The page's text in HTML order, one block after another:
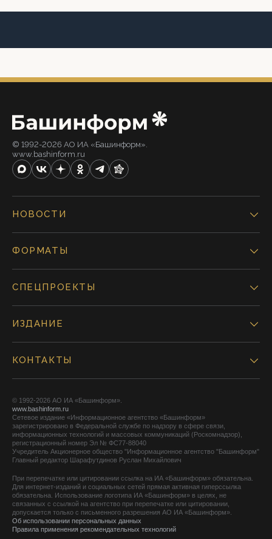
© 1992-2026 АО ИА «Башинформ».
www.bashinform.ru
НОВОСТИ
ФОРМАТЫ
СПЕЦПРОЕКТЫ
ИЗДАНИЕ
КОНТАКТЫ
© 1992-2026 АО ИА «Башинформ».
www.bashinform.ru
Сетевое издание «Информационное агентство «Башинформ»
зарегистрировано в Федеральной службе по надзору в сфере связи,
информационных технологий и массовых коммуникаций (Роскомнадзор),
регистрационный номер Эл № ФС77-88040
Учредитель Акционерное общество "Информационное агентство "Башинформ"
Главный редактор Шарафутдинов Руслан Михайлович
При перепечатке или цитировании ссылка на ИА «Башинформ» обязательна.
Для интернет-изданий и социальных сетей прямая активная гиперссылка
обязательна. Использование логотипа ИА «Башинформ» в целях, не
связанных с ссылкой на агентство при перепечатке или цитировании,
допускается только с письменного разрешения АО ИА «Башинформ».
Об использовании персональных данных
Правила применения рекомендательных технологий